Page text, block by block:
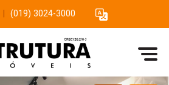
(019) 3024-3000